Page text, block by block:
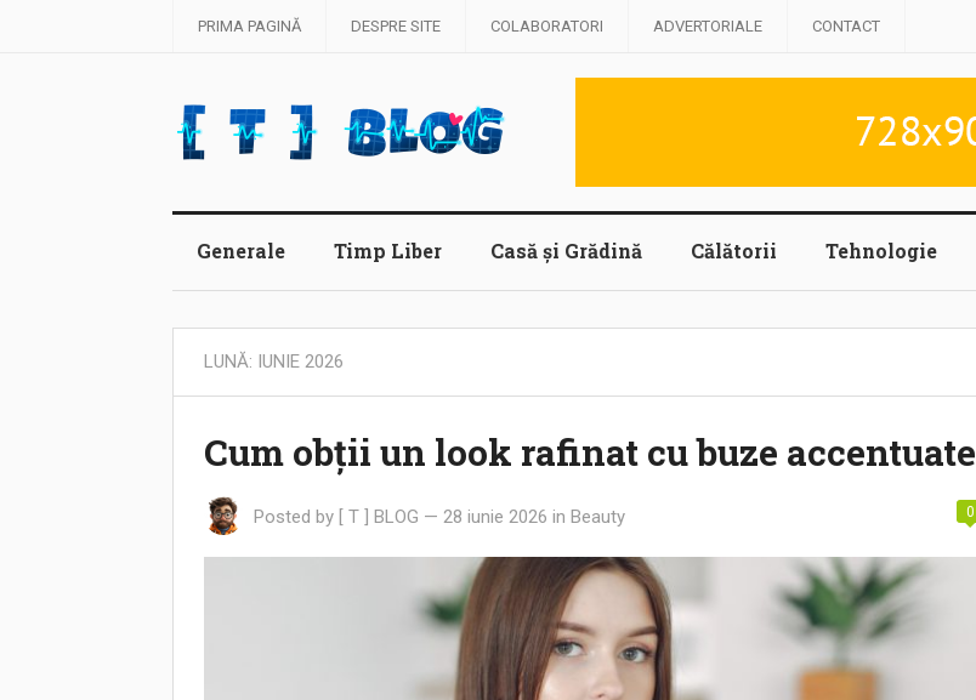
PRIMA PAGINĂ DESPRE SITE COLABORATORI ADVERTORIALE CONTACT
Generale Timp Liber Casă și Grădină Călătorii Tehnologie
LUNĂ: IUNIE 2026
Cum obții un look rafinat cu buze accentuate
Posted by [ T ] BLOG — 28 iunie 2026 in Beauty 0